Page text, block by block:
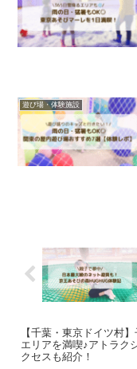
遊び場・体験施設
【千葉・東京ドイツ村
エリアを満喫♪アトラク
クセスも紹介！